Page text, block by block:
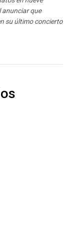
anunciar que
su último concierto